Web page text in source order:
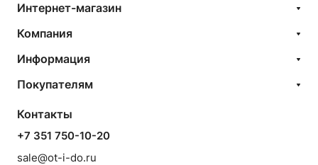
Интернет-магазин
Компания
Информация
Покупателям
Контакты
+7 351 750-10-20
sale@ot-i-do.ru